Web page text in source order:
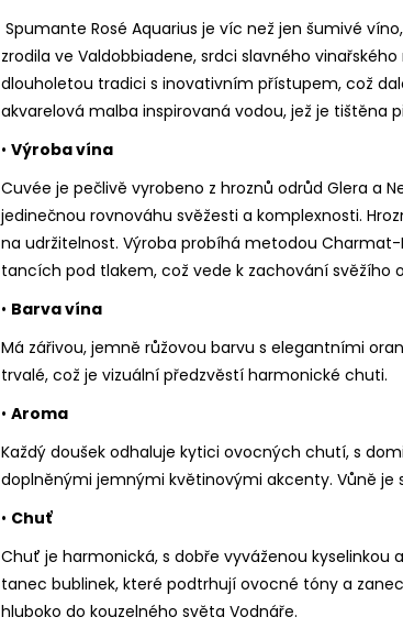
Spumante Rosé Aquarius je víc než jen šumivé
zrodila ve Valdobbiadene, srdci slavného
dlouholetou tradici s inovativním přístupem, což
akvarelová malba inspirovaná vodou, jež je tištěna
• Výroba vína
Cuvée je pečlivě vyrobeno z hroznů odrůd Glera a
jedinečnou rovnováhu svěžesti a komplexnosti.
na udržitelnost. Výroba probíhá metodou
tancích pod tlakem, což vede k zachování svěžího
• Barva vína
Má zářivou, jemně růžovou barvu s elegantními
trvalé, což je vizuální předzvěstí harmonické chuti.
• Aroma
Každý doušek odhaluje kytici ovocných chutí, s
doplněnými jemnými květinovými akcenty. Vůně je
• Chuť
Chuť je harmonická, s dobře vyváženou
tanec bublinek, které podtrhují ovocné tóny a
hluboko do kouzelného světa Vodnáře.